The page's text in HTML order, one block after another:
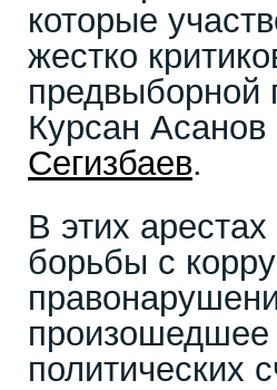
которые
жестко
предвыборной
Курсан Асанов
Сегизбаев.
В этих
борьбы с
произошедшее
политических